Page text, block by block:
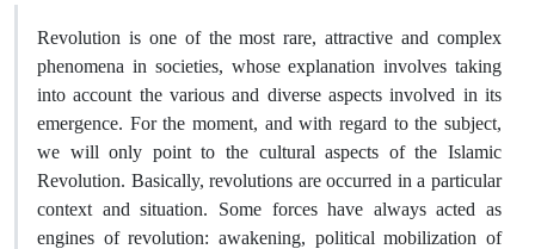
Revolution is one of the most rare, attractive and complex
phenomena in societies, whose explanation involves taking
into account the various and diverse aspects involved in its
emergence. For the moment, and with regard to the subject,
we will only point to the cultural aspects of the Islamic
Revolution. Basically, revolutions are occurred in a particular
context and situation. Some forces have always acted as
engines of revolution: awakening, political mobilization of